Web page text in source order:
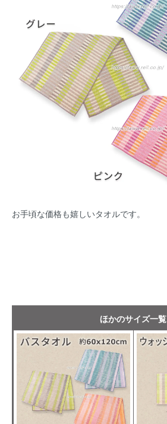
お手頃な価格も嬉しいタオルです。
ほかのサイズ一覧